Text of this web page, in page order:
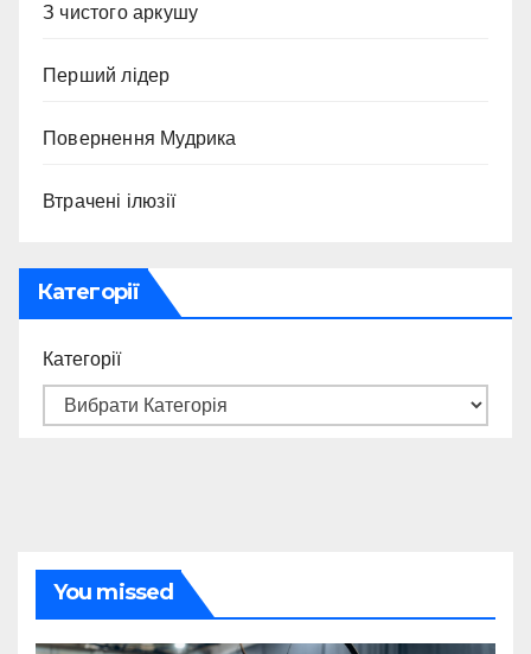
З чистого аркушу
Перший лідер
Повернення Мудрика
Втрачені ілюзії
Категорії
Категорії
You missed